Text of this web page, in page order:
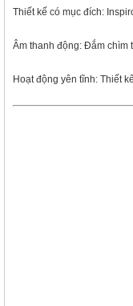
Thiết kế có mục đích:
Âm thanh động: Đắm chìm
Hoạt động yên tĩnh: Thiết